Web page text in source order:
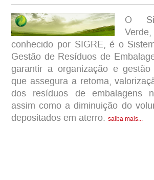
O
conhecido por SIGRE, é o
Gestão de Resíduos de
garantir a organização e
que assegura a retoma,
dos resíduos de embalagens
assim como a diminuição do
depositados em aterro.saiba mais...